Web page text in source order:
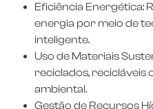
Eficiência Energética:
energia por meio de
inteligente.
Uso de Materiais
reciclados, recicláveis
ambiental.
Gestão de Recursos